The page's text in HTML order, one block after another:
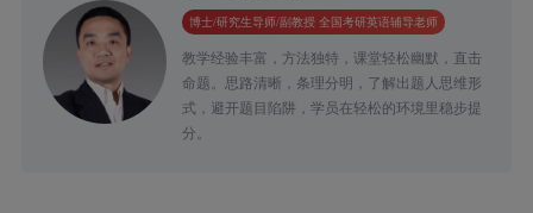
博士/研究生导师/副教授 全国考研英语辅导老师
教学经验丰富，方法独特，课堂轻松幽默，直击
命题。思路清晰，条理分明，了解出题人思维形
式，避开题目陷阱，学员在轻松的环境里稳步提
分。